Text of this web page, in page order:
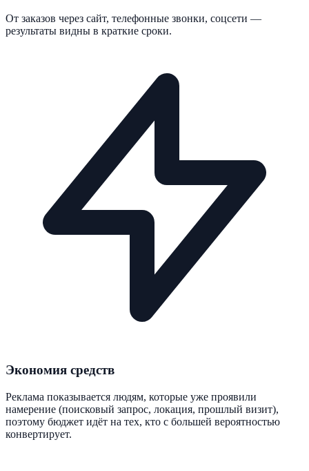
От заказов через сайт, телефонные звонки, соцсети —
результаты видны в краткие сроки.
Экономия средств
Реклама показывается людям, которые уже проявили
намерение (поисковый запрос, локация, прошлый визит),
поэтому бюджет идёт на тех, кто с большей вероятностью
конвертирует.